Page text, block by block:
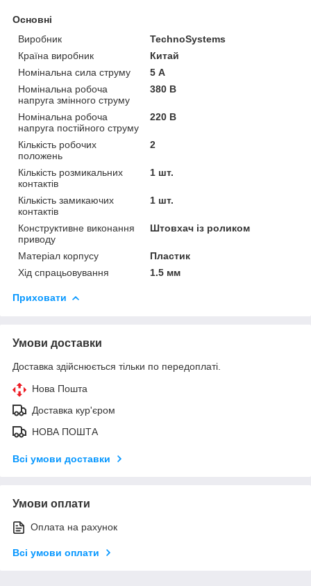
Основні
Виробник
TechnoSystems
Країна виробник
Китай
Номінальна сила струму
5 А
Номінальна робоча
напруга змінного струму
380 В
Номінальна робоча
напруга постійного струму
220 В
Кількість робочих
положень
2
Кількість розмикальних
контактів
1 шт.
Кількість замикаючих
контактів
1 шт.
Конструктивне виконання
приводу
Штовхач із роликом
Матеріал корпусу
Пластик
Хід спрацьовування
1.5 мм
Приховати
Умови доставки
Доставка здійснюється тільки по передоплаті.
Нова Пошта
Доставка кур'єром
НОВА ПОШТА
Всі умови доставки
Умови оплати
Оплата на рахунок
Всі умови оплати